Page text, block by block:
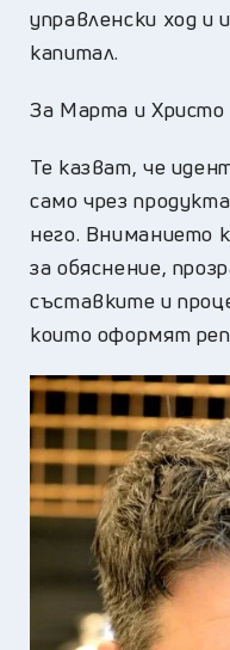
управленски ход и
капитал.
За Марта и
Те казват, че
само чрез
него. Вниманието
за обяснение,
съставките и
които оформят